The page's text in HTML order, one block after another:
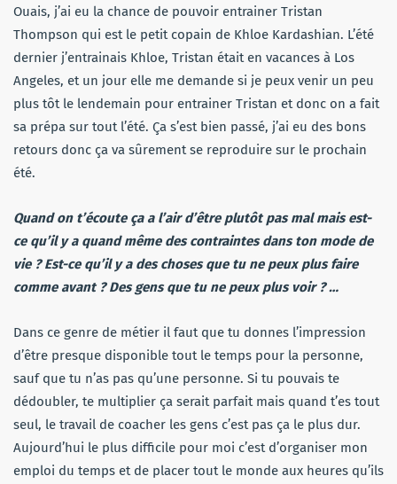
Ouais, j’ai eu la chance de pouvoir entrainer Tristan
Thompson qui est le petit copain de Khloe Kardashian. L’été
dernier j’entrainais Khloe, Tristan était en vacances à Los
Angeles, et un jour elle me demande si je peux venir un peu
plus tôt le lendemain pour entrainer Tristan et donc on a fait
sa prépa sur tout l’été. Ça s’est bien passé, j’ai eu des bons
retours donc ça va sûrement se reproduire sur le prochain
été.
Quand on t’écoute ça a l’air d’être plutôt pas mal mais est-
ce qu’il y a quand même des contraintes dans ton mode de
vie ? Est-ce qu’il y a des choses que tu ne peux plus faire
comme avant ? Des gens que tu ne peux plus voir ? …
Dans ce genre de métier il faut que tu donnes l’impression
d’être presque disponible tout le temps pour la personne,
sauf que tu n’as pas qu’une personne. Si tu pouvais te
dédoubler, te multiplier ça serait parfait mais quand t’es tout
seul, le travail de coacher les gens c’est pas ça le plus dur.
Aujourd’hui le plus difficile pour moi c’est d’organiser mon
emploi du temps et de placer tout le monde aux heures qu’ils